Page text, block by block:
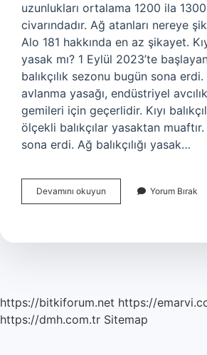
uzunlukları ortalama 1200 ila
civarındadır. Ağ atanları nereye
Alo 181 hakkında en az şikayet.
yasak mı? 1 Eylül 2023’te
balıkçılık sezonu bugün sona
avlanma yasağı, endüstriyel
gemileri için geçerlidir. Kıyı
ölçekli balıkçılar yasaktan muaftır.
sona erdi. Ağ balıkçılığı yasak…
Devamını okuyun
Ağ
Mı
Yorum Bırak
https://bitkiforum.net https://
https://dmh.com.tr Sitemap